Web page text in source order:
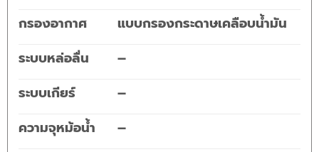
กรองอากาศ
แบบกรองกระดาษเคลือบน้ำมัน
ระบบหล่อลื่น
–
ระบบเกียร์
–
ความจุหม้อน้ำ
–